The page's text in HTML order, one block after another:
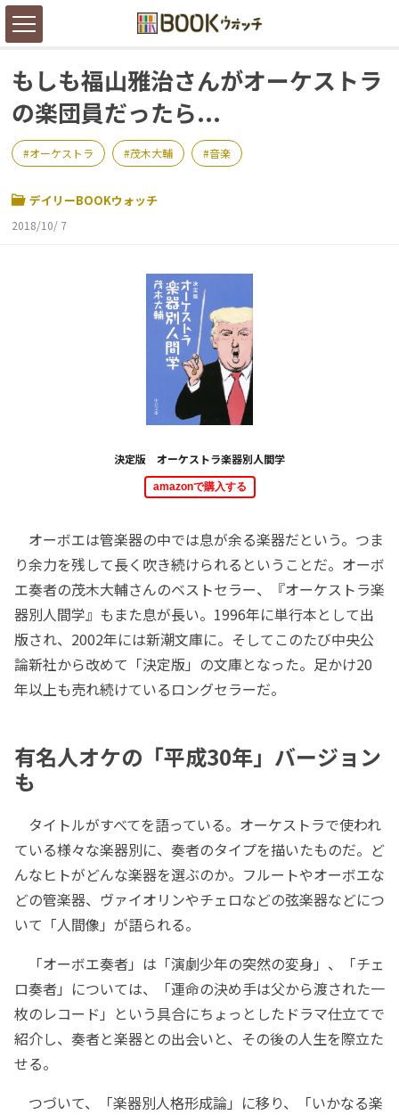
もしも福山雅治さんがオーケストラ
の楽団員だったら...
オーケストラ 茂木大輔 音楽
デイリーBOOKウォッチ
2018/10/ 7
決定版 オーケストラ楽器別人間学
amazonで購入する
オーボエは管楽器の中では息が余る楽器だという。つま
り余力を残して長く吹き続けられるということだ。オーボ
エ奏者の茂木大輔さんのベストセラー、『オーケストラ楽
器別人間学』もまた息が長い。1996年に単行本として出
版され、2002年には新潮文庫に。そしてこのたび中央公
論新社から改めて「決定版」の文庫となった。足かけ20
年以上も売れ続けているロングセラーだ。
有名人オケの「平成30年」バージョン
も
タイトルがすべてを語っている。オーケストラで使われ
ている様々な楽器別に、奏者のタイプを描いたものだ。ど
んなヒトがどんな楽器を選ぶのか。フルートやオーボエな
どの管楽器、ヴァイオリンやチェロなどの弦楽器などにつ
いて「人間像」が語られる。
「オーボエ奏者」は「演劇少年の突然の変身」、「チェ
ロ奏者」については、「運命の決め手は父から渡された一
枚のレコード」という具合にちょっとしたドラマ仕立てで
紹介し、奏者と楽器との出会いと、その後の人生を際立た
せる。
つづいて、「楽器別人格形成論」に移り、「いかなる楽